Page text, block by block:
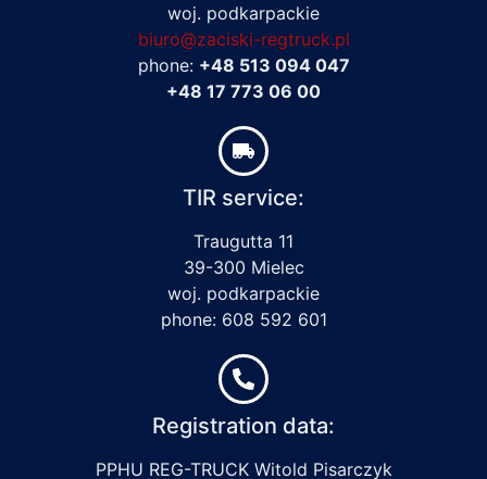
woj. podkarpackie
biuro@zaciski-regtruck.pl
phone: +48 513 094 047
+48 17 773 06 00
TIR service:
Traugutta 11
39-300 Mielec
woj. podkarpackie
phone: 608 592 601
Registration data:
PPHU REG-TRUCK Witold Pisarczyk